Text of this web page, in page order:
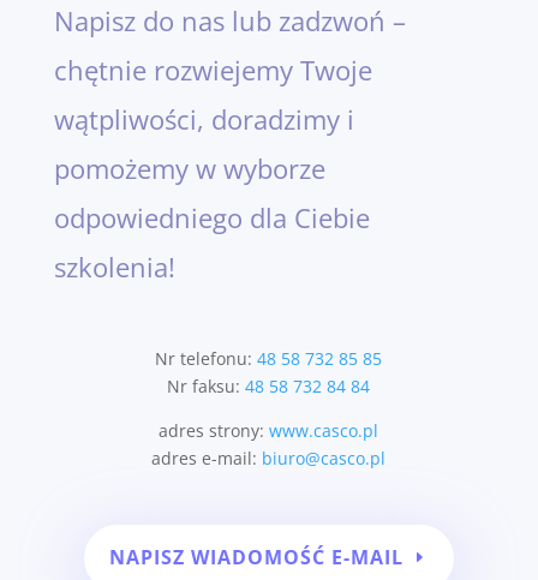
Napisz do nas lub zadzwoń –
chętnie rozwiejemy Twoje
wątpliwości, doradzimy i
pomożemy w wyborze
odpowiedniego dla Ciebie
szkolenia!
Nr telefonu: 48 58 732 85 85
Nr faksu: 48 58 732 84 84
adres strony: www.casco.pl
adres e-mail: biuro@casco.pl
NAPISZ WIADOMOŚĆ E-MAIL